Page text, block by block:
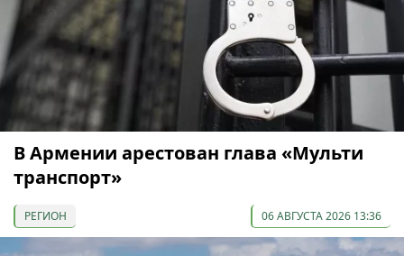
В Армении арестован глава «Мульти
транспорт»
РЕГИОН 06 АВГУСТА 2026 13:36